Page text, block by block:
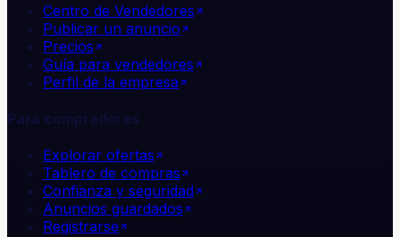
Centro de Vendedores
Publicar un anuncio
Precios
Guía para vendedores
Perfil de la empresa
Para compradores
Explorar ofertas
Tablero de compras
Confianza y seguridad
Anuncios guardados
Registrarse